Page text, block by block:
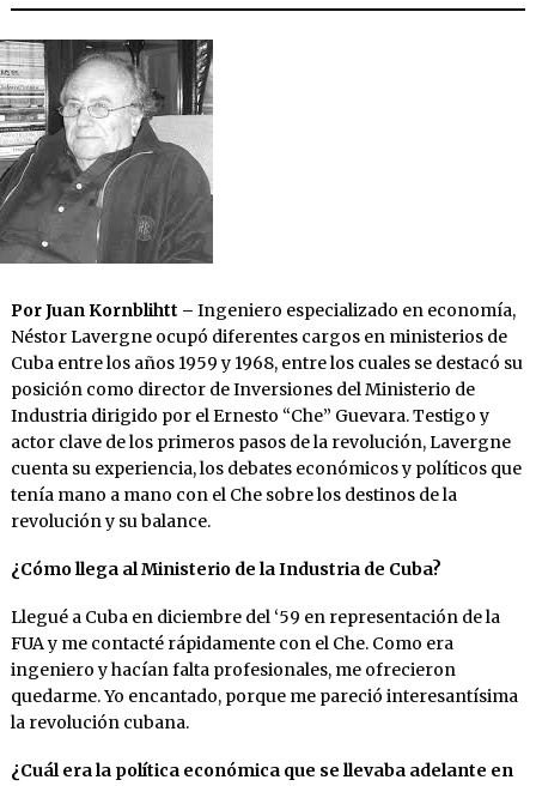
PorJuan Kornblihtt – Ingeniero especializado en economía,
Néstor Lavergne ocupó diferentes cargos en ministerios de
Cuba entre los años 1959 y 1968, entre los cuales se destacó su
posición como director de Inversiones del Ministerio de
Industria dirigido por el Ernesto “Che” Guevara. Testigo y
actor clave de los primeros pasos de la revolución, Lavergne
cuenta su experiencia, los debates económicos y políticos que
tenía mano a mano con el Che sobre los destinos de la
revolución y su balance.
¿Cómo llega al Ministerio de la Industria de Cuba?
Llegué a Cuba en diciembre del ‘59 en representación de la
FUA y me contacté rápidamente con el Che. Como era
ingeniero y hacían falta profesionales, me ofrecieron
quedarme. Yo encantado, porque me pareció interesantísima
la revolución cubana.
¿Cuál era la política económica que se llevaba adelante en